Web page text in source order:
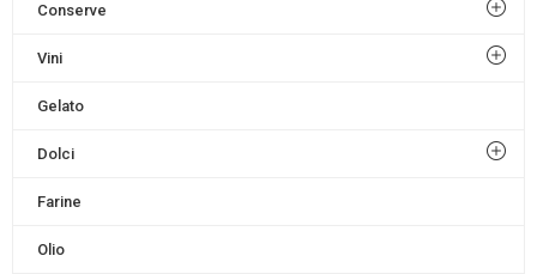
Conserve
Vini
Gelato
Dolci
Farine
Olio